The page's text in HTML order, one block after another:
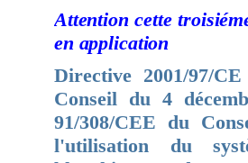
Attention cette
en application
Directive 2001/97/
Conseil du 4
91/308/CEE du
l'utilisation du